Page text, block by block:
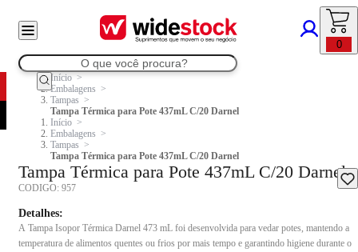
0
Início
Embalagens
Tampas
Tampa Térmica para Pote 437mL C/20 Darnel
Início
Embalagens
Tampas
Tampa Térmica para Pote 437mL C/20 Darnel
Tampa Térmica para Pote 437mL C/20 Darnel
CODIGO: 957
Detalhes:
A Tampa Isopor Térmica Darnel 473 mL foi desenvolvida para vedar potes, mantendo a
temperatura de alimentos quentes ou frios por mais tempo e garantindo higiene durante o